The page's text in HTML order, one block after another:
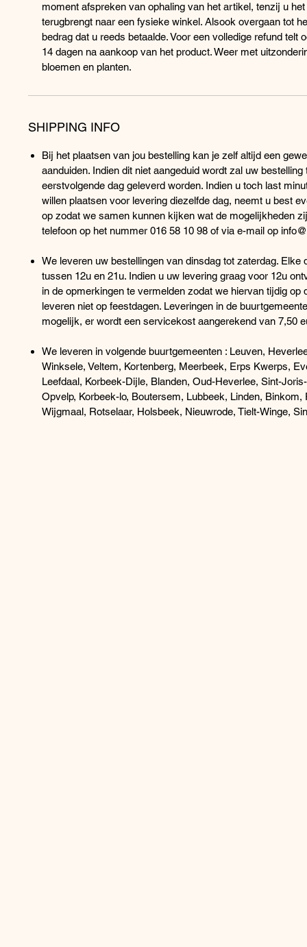
moment afspreken van ophaling van het artikel, tenzij u
terugbrengt naar een fysieke winkel. Alsook overgaan tot
bedrag dat u reeds betaalde. Voor een volledige refund telt
14 dagen na aankoop van het product. Weer met
bloemen en planten.
SHIPPING INFO
Bij het plaatsen van jou bestelling kan je zelf altijd een
aanduiden. Indien dit niet aangeduid wordt zal uw bestelling
eerstvolgende dag geleverd worden. Indien u toch last
willen plaatsen voor levering diezelfde dag, neemt u best
op zodat we samen kunnen kijken wat de mogelijkheden
telefoon op het nummer 016 58 10 98 of via e-mail op
We leveren uw bestellingen van dinsdag tot zaterdag. Elke
tussen 12u en 21u. Indien u uw levering graag voor 12u
in de opmerkingen te vermelden zodat we hiervan tijdig op
leveren niet op feestdagen. Leveringen in de
mogelijk, er wordt een servicekost aangerekend van 7,50
We leveren in volgende buurtgemeenten : Leuven,
Winksele, Veltem, Kortenberg, Meerbeek, Erps Kwerps,
Leefdaal, Korbeek-Dijle, Blanden, Oud-Heverlee, Sint-
Opvelp, Korbeek-lo, Boutersem, Lubbeek, Linden, Binkom,
Wijgmaal, Rotselaar, Holsbeek, Nieuwrode, Tielt-Winge,